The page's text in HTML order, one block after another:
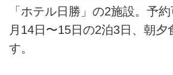
「ホテル日勝」の2施設。予
月14日〜15日の2泊3日、朝夕
す。